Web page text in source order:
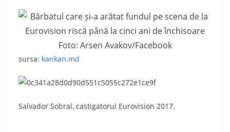
Foto: Arsen Avakov/Facebook
sursa: kankan.md
Salvador Sobral, castigatorul Eurovision 2017.